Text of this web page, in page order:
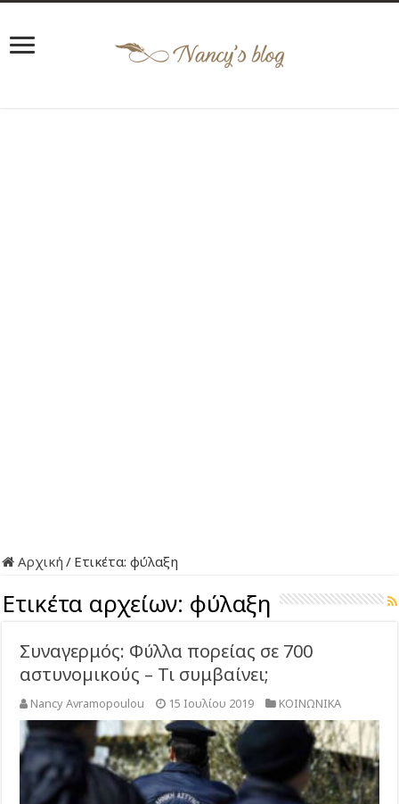
Αρχική / Ετικέτα:φύλαξη
Ετικέτα αρχείων: φύλαξη
Συναγερμός: Φύλλα πορείας σε 700
αστυνοµικούς – Τι συμβαίνει;
Nancy Avramopoulou 15 Ιουλίου 2019 ΚΟΙΝΩΝΙΚΑ